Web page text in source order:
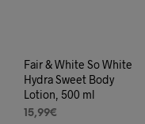
Fair & White So White
Hydra Sweet Body
Lotion, 500 ml
15,99€